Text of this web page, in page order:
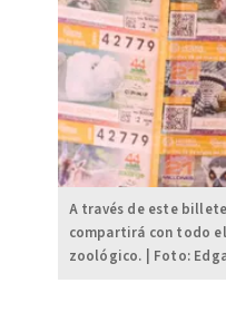
A través de este
compartirá con todo
zoológico. | Foto: